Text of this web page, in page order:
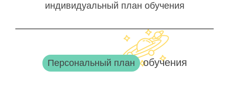
индивидуальный план обучения
Персональный план обучения